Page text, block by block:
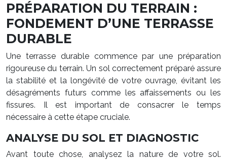
PRÉPARATION DU TERRAIN :
FONDEMENT D’UNE TERRASSE
DURABLE
Une terrasse durable commence par une préparation
rigoureuse du terrain. Un sol correctement préparé assure
la stabilité et la longévité de votre ouvrage, évitant les
désagréments futurs comme les affaissements ou les
fissures. Il est important de consacrer le temps
nécessaire à cette étape cruciale.
ANALYSE DU SOL ET DIAGNOSTIC
Avant toute chose, analysez la nature de votre sol.